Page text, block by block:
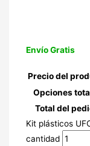
Envío Gratis
Precio del
Opciones
Total del
Kit plásticos
cantidad